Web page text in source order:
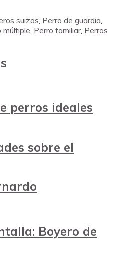
suizos Perro de guardia
múltiple Perro familiar, Perros
perros ideales
sobre el
Boyero de